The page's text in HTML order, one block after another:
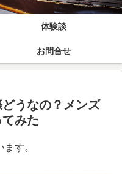
体験談
お問合せ
うなの？メンズ
みた
す。